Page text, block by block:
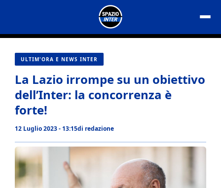
contenuto
ULTIM'ORA E NEWS INTER
La Lazio irrompe su un obiettivo
dell’Inter: la concorrenza è
forte!
12 Luglio 2023 - 13:15di redazione